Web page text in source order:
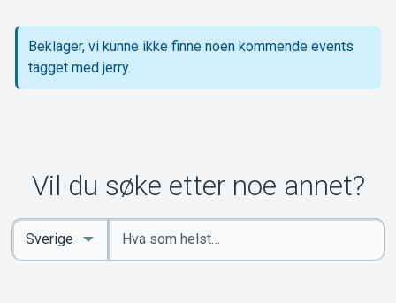
Om Tickster
Beklager, vi kunne ikke finne noen kommende events
tagget med jerry.
Vil du søke etter noe annet?
Angi
nøkkelord
Select
Country